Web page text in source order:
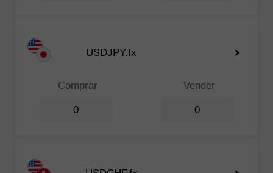
USDJPY.fx
Comprar Vender
0 0